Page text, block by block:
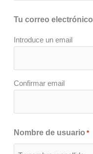
Tu correo electrónico
Introduce un email
Confirmar email
Nombre de usuario *